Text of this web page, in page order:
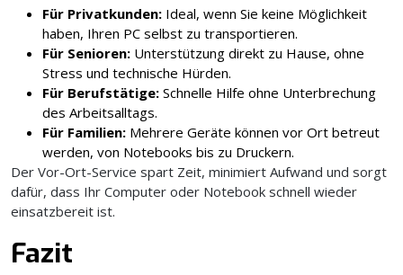
Für Privatkunden: Ideal, wenn Sie keine Möglichkeit
haben, Ihren PC selbst zu transportieren.
Für Senioren: Unterstützung direkt zu Hause, ohne
Stress und technische Hürden.
Für Berufstätige: Schnelle Hilfe ohne Unterbrechung
des Arbeitsalltags.
Für Familien: Mehrere Geräte können vor Ort betreut
werden, von Notebooks bis zu Druckern.
Der Vor-Ort-Service spart Zeit, minimiert Aufwand und sorgt
dafür, dass Ihr Computer oder Notebook schnell wieder
einsatzbereit ist.
Fazit